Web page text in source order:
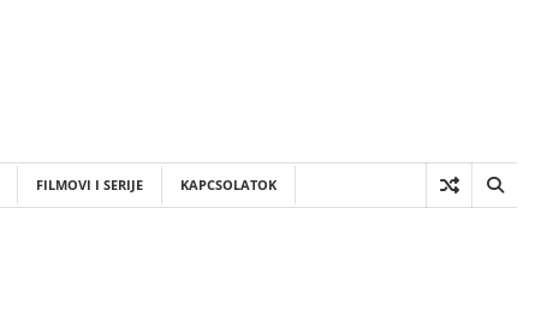
FILMOVI I SERIJE KAPCSOLATOK